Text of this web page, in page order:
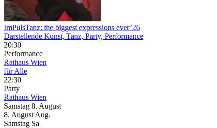
ImPulsTanz: the biggest expressions ever’26
Darstellende Kunst, Tanz, Party, Performance
20:30
Performance
Rathaus Wien
für Alle
22:30
Party
Rathaus Wien
Samstag 8. August
8. August Aug.
Samstag Sa